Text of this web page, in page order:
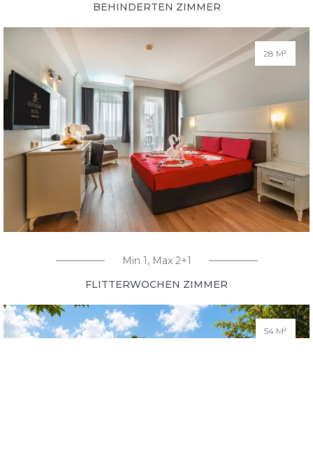
BEHINDERTEN ZIMMER
28 M²
Min 1, Max 2+1
FLITTERWOCHEN ZIMMER
54 M²